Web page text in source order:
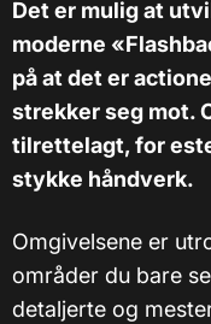
Det er mulig at
moderne
på at det er
strekker seg mot.
tilrettelagt, for
stykke håndverk.
Omgivelsene er
områder du bare
detaljerte og